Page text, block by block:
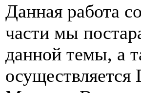
Данная работа
части мы
данной темы, а
осуществляется